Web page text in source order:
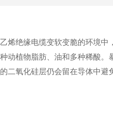
烯绝缘电缆变软变脆的环境
动植物脂肪、油和多种稀酸
二氧化硅层仍会留在导体中避